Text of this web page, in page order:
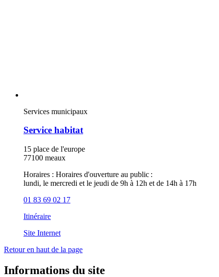
Services municipaux
Service habitat
15 place de l'europe
77100 meaux
Horaires : Horaires d'ouverture au public :
lundi, le mercredi et le jeudi de 9h à 12h et de 14h à 17h
01 83 69 02 17
Itinéraire
Site Internet
Retour en haut de la page
Informations du site